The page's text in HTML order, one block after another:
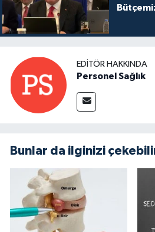
EDITÖR HAKKINDA
Personel Sağlık
Bunlar da ilginizi